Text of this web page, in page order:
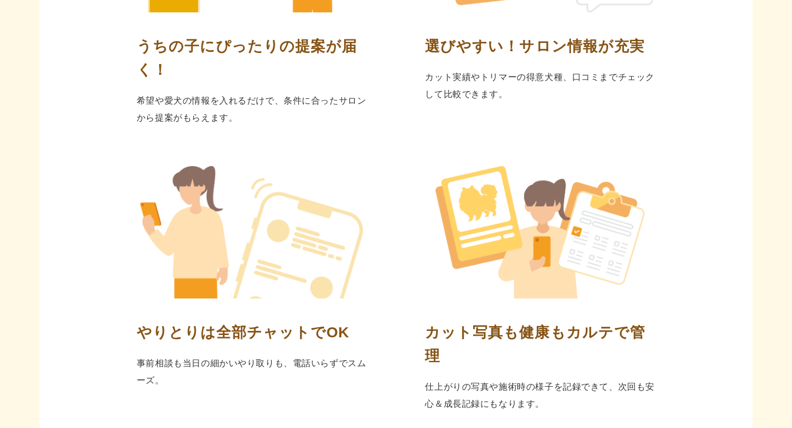
うちの⼦にぴったりの提案が届
く！
希望や愛⽝の情報を⼊れるだけで、条件に合ったサロン
から提案がもらえます。
選びやすい！ サロン情報が充実
カット実績やトリマーの得意⽝種、⼝コミまでチェック
して⽐較できます。
やりとりは全部チャットでOK
事前相談も当⽇の細かいやり取りも、電話いらずでスム
ーズ。
カット写真も健康も カルテで管
理
仕上がりの写真や施術時の様⼦を記録できて、次回も安
⼼＆成⻑記録にもなります。